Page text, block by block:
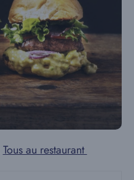
Tous au restaurant